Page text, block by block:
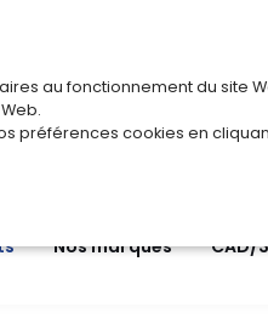
Nos marques CAD/
au fonctionnement du
cookies en cliquant